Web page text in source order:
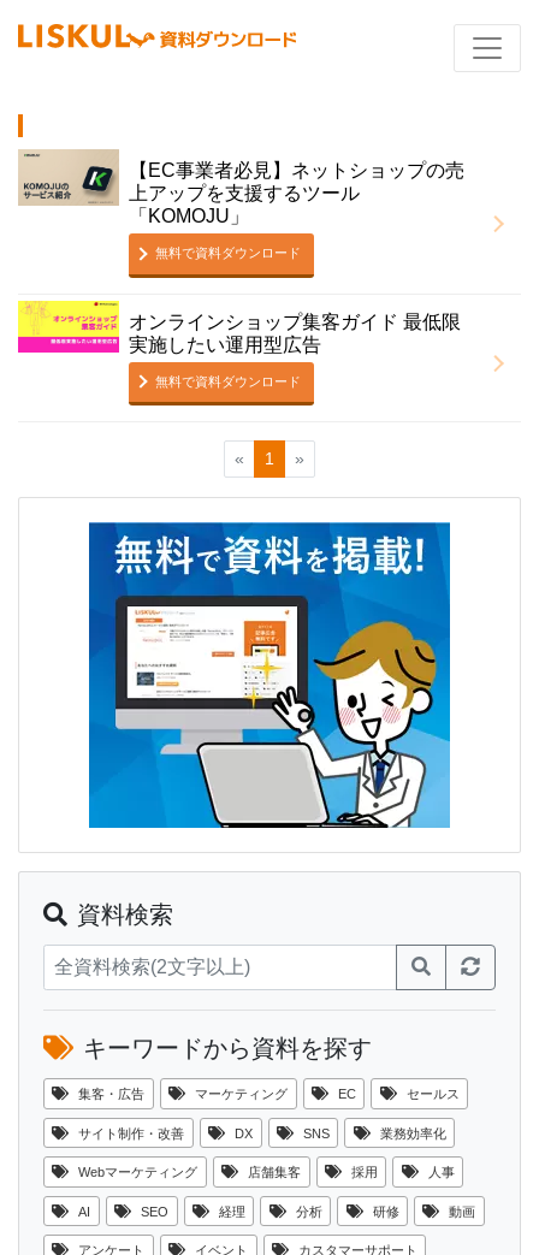
【EC事業者必見】ネットショップの売
上アップを支援するツール
「KOMOJU」
無料で資料ダウンロード
オンラインショップ集客ガイド 最低限
実施したい運用型広告
無料で資料ダウンロード
« 1 »
資料検索
キーワードから資料を探す
集客・広告 マーケティング EC セールス
サイト制作・改善 DX SNS 業務効率化
Webマーケティング 店舗集客 採用 人事
AI SEO 経理 分析 研修 動画
アンケート イベント カスタマーサポート